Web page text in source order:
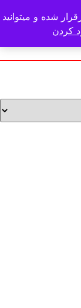
شده و میتوانید
کردن